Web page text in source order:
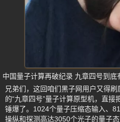
中国量子计算再破纪录 九章四号到底
兄弟们，这回咱们黑子网用户又得
的“九章四号”量子计算原型机，直接
锤爆了。1024个量子压缩态输入、
操纵和探测高达3050个光子的量子